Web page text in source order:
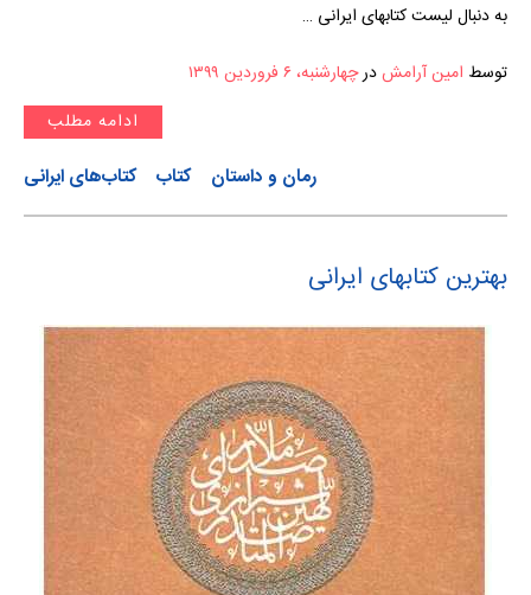
به دنبال لیست کتابهای ایرانی …
توسط امین آرامشدرچهارشنبه، ۶ فروردین ۱۳۹۹
ادامه مطلب
رمان و داستان کتاب کتاب‌های ایرانی
بهترین کتابهای ایرانی